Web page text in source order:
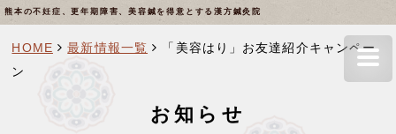
熊本の不妊症、更年期障害、美容鍼を得意とする漢方鍼灸院
HOME 最新情報一覧
「美容はり」お友達紹介キャンペー
ン
お知らせ